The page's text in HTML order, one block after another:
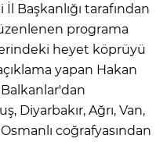
Başkanlığı tarafından
programa
heyet köprüyü
yapan Hakan
Diyarbakır, Ağrı, Van,
coğrafyasından